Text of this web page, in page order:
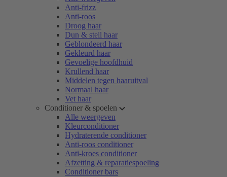
Anti-frizz
Anti-roos
Droog haar
Dun & steil haar
Geblondeerd haar
Gekleurd haar
Gevoelige hoofdhuid
Krullend haar
Middelen tegen haaruitval
Normaal haar
Vet haar
Conditioner & spoelen
Alle weergeven
Kleurconditioner
Hydraterende conditioner
Anti-roos conditioner
Anti-kroes conditioner
Afzetting & reparatiespoeling
Conditioner bars